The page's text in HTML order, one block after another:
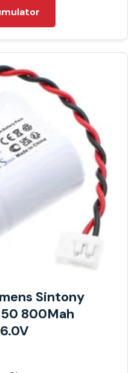
Sintony
800Mah